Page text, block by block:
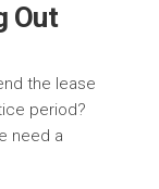
Out
the lease
period?
need a